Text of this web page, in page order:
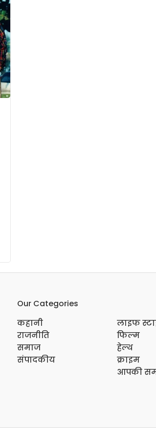
Our Categories
कहानी
राजनीति
समाज
संपादकीय
लाइफ
फिल्म
हेल्थ
क्राइम
आपकी